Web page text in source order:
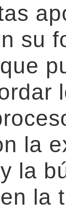
su
la
la
la